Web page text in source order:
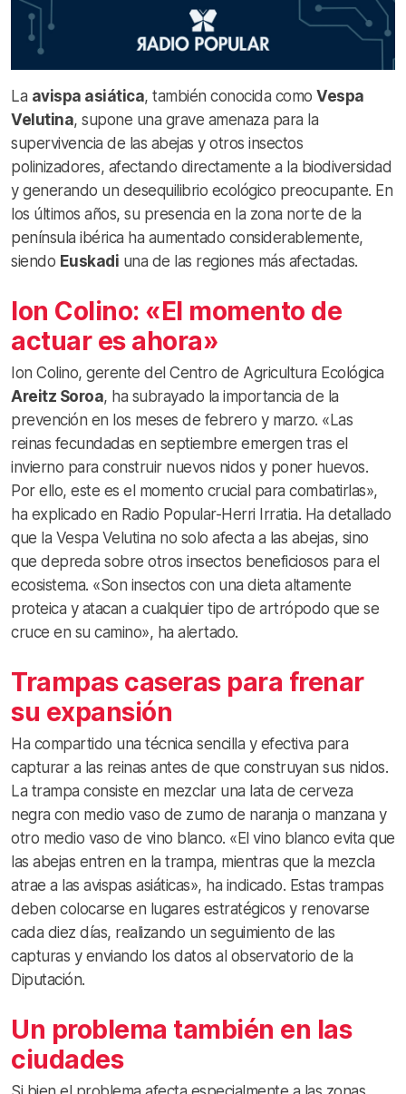
La avispa asiática, también conocida como Vespa
Velutina, supone una grave amenaza para la
supervivencia de las abejas y otros insectos
polinizadores, afectando directamente a la biodiversidad
y generando un desequilibrio ecológico preocupante. En
los últimos años, su presencia en la zona norte de la
península ibérica ha aumentado considerablemente,
siendo Euskadi una de las regiones más afectadas.
Ion Colino: «El momento de
actuar es ahora»
Ion Colino, gerente del Centro de Agricultura Ecológica
Areitz Soroa, ha subrayado la importancia de la
prevención en los meses de febrero y marzo. «Las
reinas fecundadas en septiembre emergen tras el
invierno para construir nuevos nidos y poner huevos.
Por ello, este es el momento crucial para combatirlas»,
ha explicado en Radio Popular-Herri Irratia. Ha detallado
que la Vespa Velutina no solo afecta a las abejas, sino
que depreda sobre otros insectos beneficiosos para el
ecosistema. «Son insectos con una dieta altamente
proteica y atacan a cualquier tipo de artrópodo que se
cruce en su camino», ha alertado.
Trampas caseras para frenar
su expansión
Ha compartido una técnica sencilla y efectiva para
capturar a las reinas antes de que construyan sus nidos.
La trampa consiste en mezclar una lata de cerveza
negra con medio vaso de zumo de naranja o manzana y
otro medio vaso de vino blanco. «El vino blanco evita que
las abejas entren en la trampa, mientras que la mezcla
atrae a las avispas asiáticas», ha indicado. Estas trampas
deben colocarse en lugares estratégicos y renovarse
cada diez días, realizando un seguimiento de las
capturas y enviando los datos al observatorio de la
Diputación.
Un problema también en las
ciudades